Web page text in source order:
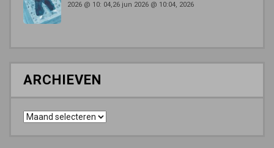
2026 @ 10: 04,26 jun 2026 @ 10:04, 2026
ARCHIEVEN
Archieven